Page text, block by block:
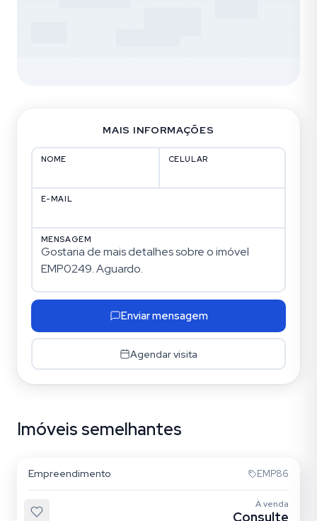
MAIS INFORMAÇÕES
NOME CELULAR
E-MAIL
MENSAGEM
Enviar mensagem
Agendar visita
Imóveis semelhantes
Vila Graciosa
Empreendimento EMP86
À venda
Consulte